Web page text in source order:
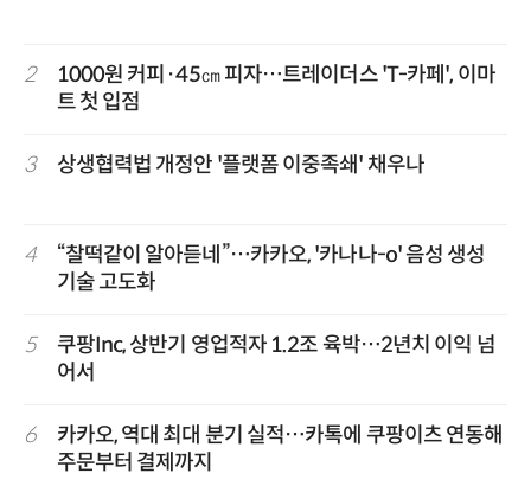
2
1000원 커피·45㎝ 피자…트레이더스 'T-카페', 이마
트 첫 입점
3 상생협력법 개정안 '플랫폼 이중족쇄' 채우나
4
“찰떡같이 알아듣네”…카카오, '카나나-o' 음성 생성
기술 고도화
5
쿠팡Inc, 상반기 영업적자 1.2조 육박…2년치 이익 넘
어서
6
카카오, 역대 최대 분기 실적…카톡에 쿠팡이츠 연동해
주문부터 결제까지